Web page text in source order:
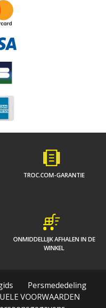
TROC.COM-GARANTIE
ONMIDDELLIJK AFHALEN IN DE
WINKEL
Persmededeling
VOORWAARDEN